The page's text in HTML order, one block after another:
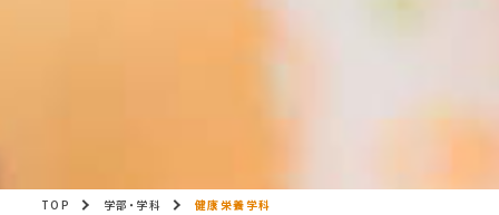
TOP 学部・学科 健康栄養学科